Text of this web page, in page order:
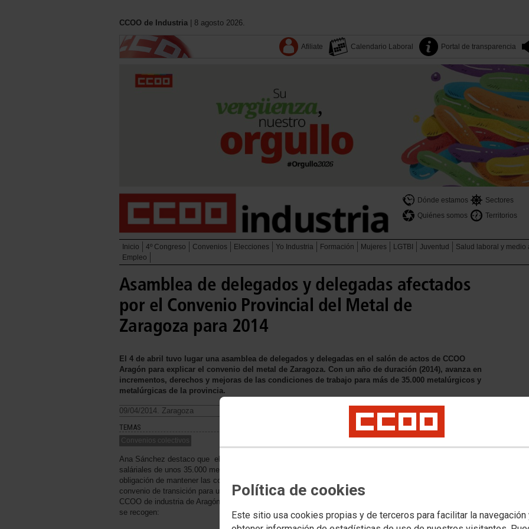
Política de cookies
Este sitio usa cookies propias y de terceros para facilitar la navegación
CCOO de Industria | 8 agosto 2026.
Afiliate Calendario Laboral Portal de transparencia
Dónde estamos Sectores
Quiénes somos
Territorios
Inicio 4º Congreso Convenios Elecciones Yo Industria Formación Mujeres LGTBI Juventud Salud laboral y medio
Empleo
Asamblea de delegados y delegadas afectados
por el Convenio Provincial del Metal de
Zaragoza para 2014
El 4 de abril tuvo lugar una asamblea de delegados y delegadas en el salón de actos de CCOO
Aragón para explicar el convenio del metal de Zaragoza. Con un año de duración (2014), avanza en
incrementos, derechos y mejoras de las condiciones de trabajo para más de 35.000 metalúrgicos y
metalúrgicas de la provincia.
09/04/2014. Zaragoza
TEMAS
Convenios colectivos
Ana Sánchez destaco que el Convenio, regula las condiciones laborales y
saláriales de unos 35.000 metalúrgicos y metalúrgicas de Zaragoza. La
obligación de mantener las condiciones y mejorarlas ha podido dar salida a un
convenio de transición para un año. La Secretaria Gral. de la federacion
CCOO de industria de Aragón destaco las mejoras que en el nuevo articulado
se recogen: